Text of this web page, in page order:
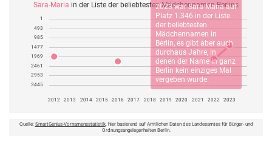
Sara-Maria in der Liste der beliebtesten Mädchennamen Berlins
2023 warSara-Mariaauf
Platz 1.346 in der Liste
der beliebtesten
Mädchennamen in
Berlin, es gibt aber auch
durchaus Jahre, in
denen der Name in ganz
Berlin kein einziges Mal
vergeben wurde.
1
493
985
1477
1969
2461
2953
3445
2012 2013 2014 2015 2016 2017 2018 2019 2020 2021 2022 2023
Quelle: SmartGenius-Vornamensstatistik, hier basierend auf Amtlichen Daten des Landesamtes für Bürger- und
Ordnungsangelegenheiten Berlin.